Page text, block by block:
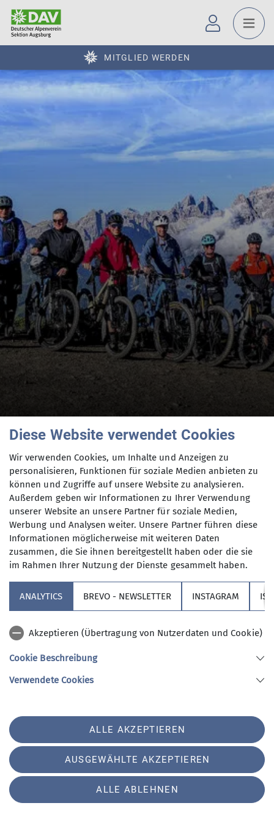
MITGLIED WERDEN
Aktuelles aus der
Mountainbikeabteilu
ng
17.12.2025
Partner
Service
Diese Website verwendet Cookies
Wir verwenden Cookies, um Inhalte und Anzeigen zu
personalisieren, Funktionen für soziale Medien anbieten zu
können und Zugriffe auf unsere Website zu analysieren.
Außerdem geben wir Informationen zu Ihrer Verwendung
unserer Website an unsere Partner für soziale Medien,
Werbung und Analysen weiter. Unsere Partner führen diese
Informationen möglicherweise mit weiteren Daten
zusammen, die Sie ihnen bereitgestellt haben oder die sie
im Rahmen Ihrer Nutzung der Dienste gesammelt haben.
ANALYTICS BREVO - NEWSLETTER INSTAGRAM
Akzeptieren (Übertragung von Nutzerdaten und Cookie)
Cookie Beschreibung
Verwendete Cookies
ALLE AKZEPTIEREN
AUSGEWÄHLTE AKZEPTIEREN
ALLE ABLEHNEN